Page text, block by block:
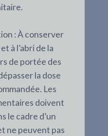
: À conserver
à l’abri de la
de portée des
la dose
Les
doivent
le cadre d’un
ne peuvent pas